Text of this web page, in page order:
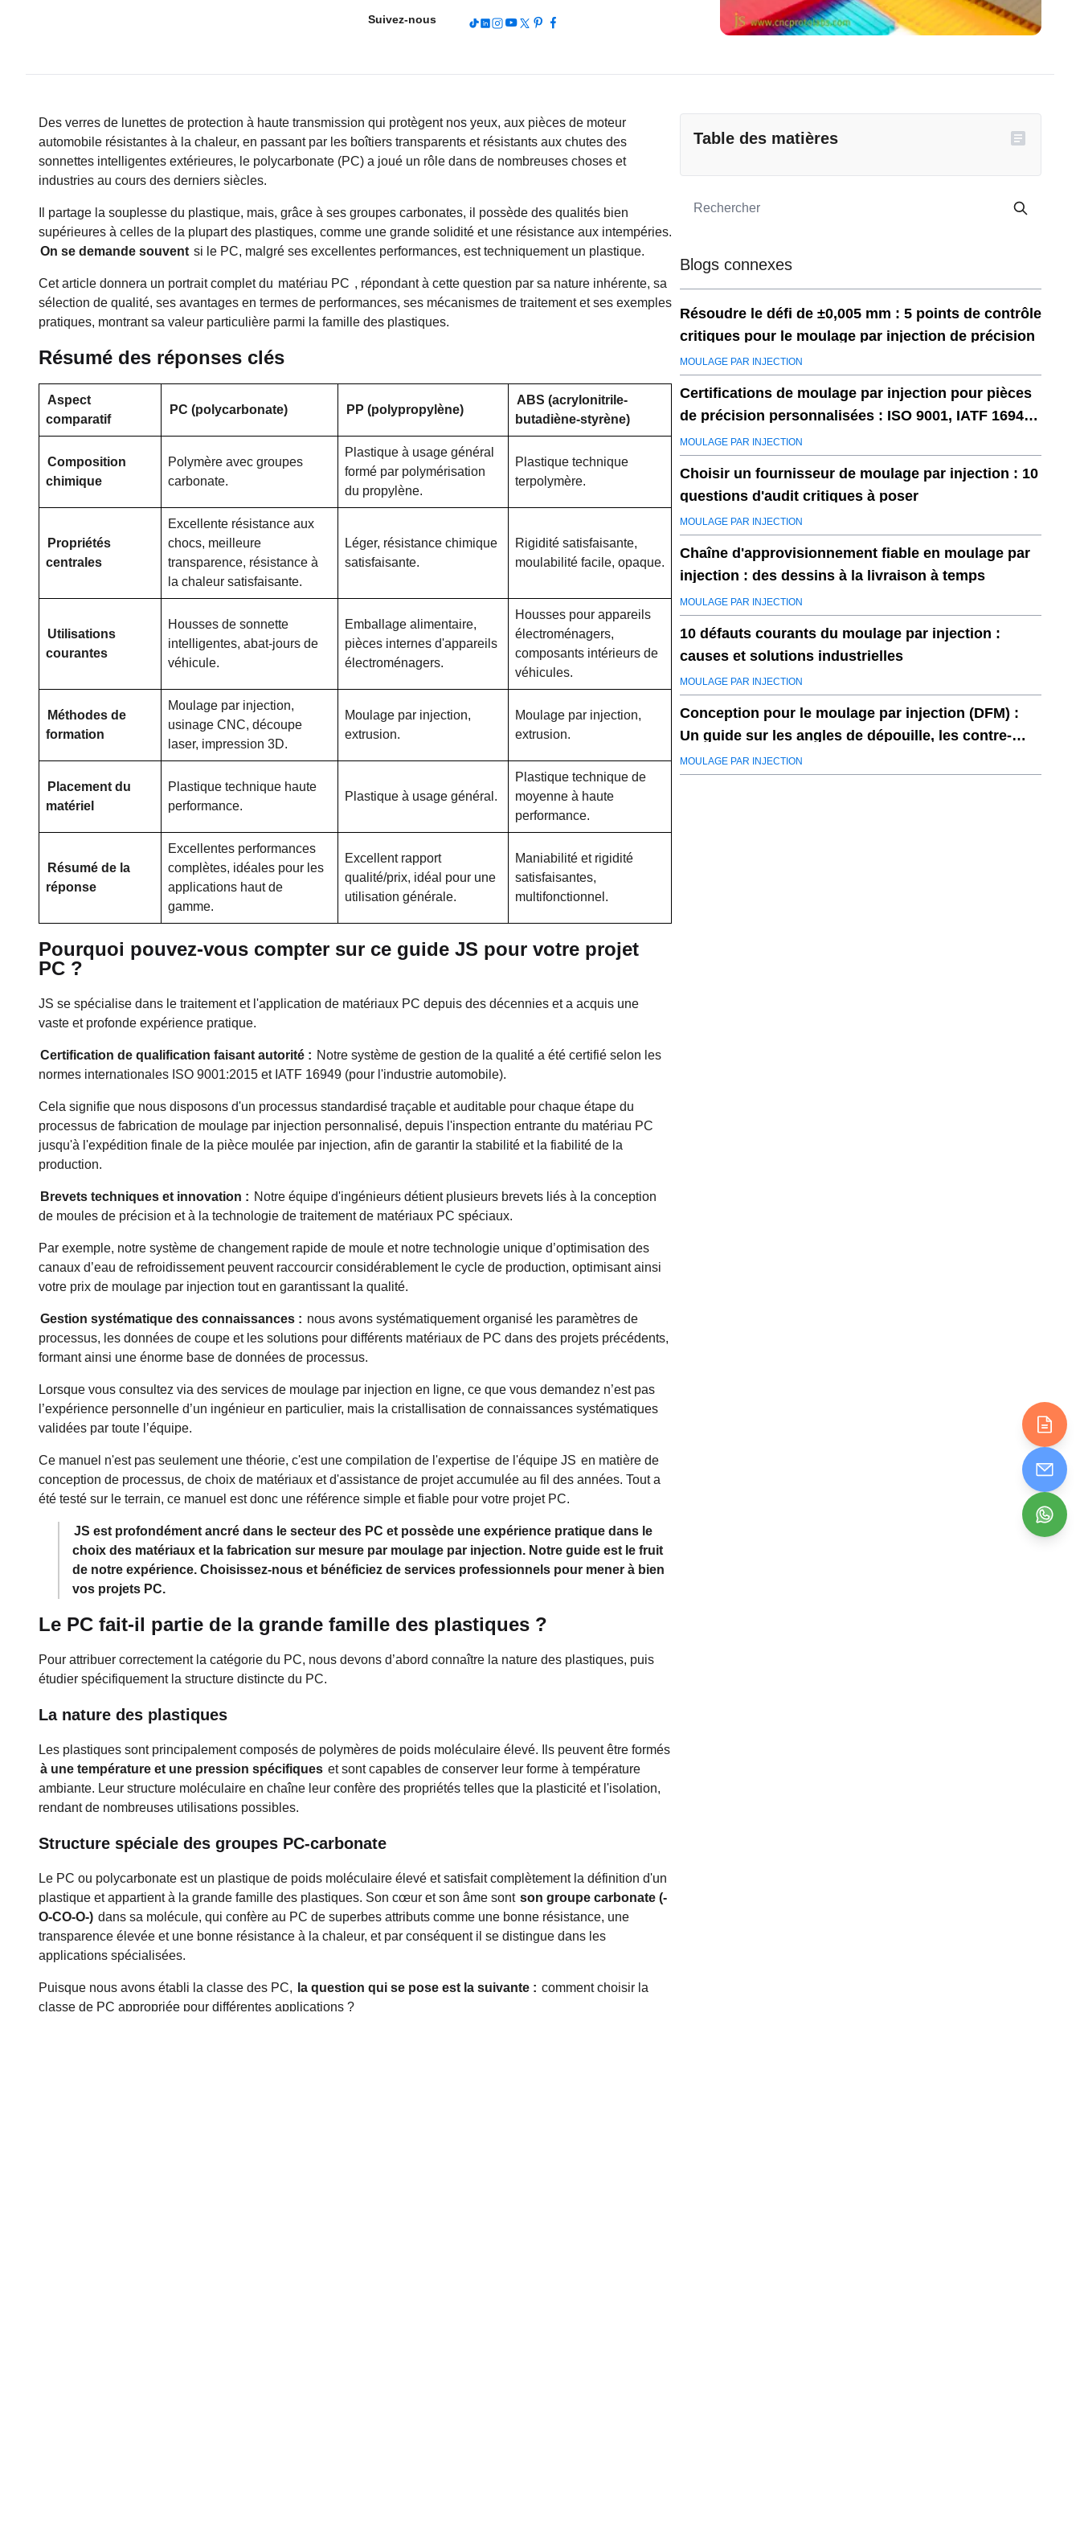
Suivez-nous
Des verres de lunettes de protection à haute transmission qui protègent nos yeux, aux pièces de moteur
automobile résistantes à la chaleur, en passant par les boîtiers transparents et résistants aux chutes des
sonnettes intelligentes extérieures, le polycarbonate (PC) a joué un rôle dans de nombreuses choses et
industries au cours des derniers siècles.
Il partage la souplesse du plastique, mais, grâce à ses groupes carbonates, il possède des qualités bien
supérieures à celles de la plupart des plastiques, comme une grande solidité et une résistance aux intempéries.
On se demande souvent si le PC, malgré ses excellentes performances, est techniquement un plastique.
Cet article donnera un portrait complet du matériau PC , répondant à cette question par sa nature inhérente, sa
sélection de qualité, ses avantages en termes de performances, ses mécanismes de traitement et ses exemples
pratiques, montrant sa valeur particulière parmi la famille des plastiques.
Résumé des réponses clés
Aspect
comparatif
PC (polycarbonate) PP (polypropylène)
ABS (acrylonitrile-
butadiène-styrène)
Composition
chimique
Polymère avec groupes
carbonate.
Plastique à usage général
formé par polymérisation
du propylène.
Plastique technique
terpolymère.
Propriétés
centrales
Excellente résistance aux
chocs, meilleure
transparence, résistance à
la chaleur satisfaisante.
Léger, résistance chimique
satisfaisante.
Rigidité satisfaisante,
moulabilité facile, opaque.
Utilisations
courantes
Housses de sonnette
intelligentes, abat-jours de
véhicule.
Emballage alimentaire,
pièces internes d'appareils
électroménagers.
Housses pour appareils
électroménagers,
composants intérieurs de
véhicules.
Méthodes de
formation
Moulage par injection,
usinage CNC, découpe
laser, impression 3D.
Moulage par injection,
extrusion.
Moulage par injection,
extrusion.
Placement du
matériel
Plastique technique haute
performance.
Plastique à usage général.
Plastique technique de
moyenne à haute
performance.
Résumé de la
réponse
Excellentes performances
complètes, idéales pour les
applications haut de
gamme.
Excellent rapport
qualité/prix, idéal pour une
utilisation générale.
Maniabilité et rigidité
satisfaisantes,
multifonctionnel.
Pourquoi pouvez-vous compter sur ce guide JS pour votre projet
PC ?
JS se spécialise dans le traitement et l'application de matériaux PC depuis des décennies et a acquis une
vaste et profonde expérience pratique.
Certification de qualification faisant autorité : Notre système de gestion de la qualité a été certifié selon les
normes internationales ISO 9001:2015 et IATF 16949 (pour l'industrie automobile).
Cela signifie que nous disposons d'un processus standardisé traçable et auditable pour chaque étape du
processus de fabrication de moulage par injection personnalisé, depuis l'inspection entrante du matériau PC
jusqu'à l'expédition finale de la pièce moulée par injection, afin de garantir la stabilité et la fiabilité de la
production.
Brevets techniques et innovation : Notre équipe d'ingénieurs détient plusieurs brevets liés à la conception
de moules de précision et à la technologie de traitement de matériaux PC spéciaux.
Par exemple, notre système de changement rapide de moule et notre technologie unique d’optimisation des
canaux d’eau de refroidissement peuvent raccourcir considérablement le cycle de production, optimisant ainsi
votre prix de moulage par injection tout en garantissant la qualité.
Gestion systématique des connaissances : nous avons systématiquement organisé les paramètres de
processus, les données de coupe et les solutions pour différents matériaux de PC dans des projets précédents,
formant ainsi une énorme base de données de processus.
Lorsque vous consultez via des services de moulage par injection en ligne, ce que vous demandez n’est pas
l’expérience personnelle d’un ingénieur en particulier, mais la cristallisation de connaissances systématiques
validées par toute l’équipe.
Ce manuel n'est pas seulement une théorie, c'est une compilation de l'expertise de l'équipe JS en matière de
conception de processus, de choix de matériaux et d'assistance de projet accumulée au fil des années. Tout a
été testé sur le terrain, ce manuel est donc une référence simple et fiable pour votre projet PC.
JS est profondément ancré dans le secteur des PC et possède une expérience pratique dans le
choix des matériaux et la fabrication sur mesure par moulage par injection. Notre guide est le fruit
de notre expérience. Choisissez-nous et bénéficiez de services professionnels pour mener à bien
vos projets PC.
Le PC fait-il partie de la grande famille des plastiques ?
Pour attribuer correctement la catégorie du PC, nous devons d’abord connaître la nature des plastiques, puis
étudier spécifiquement la structure distincte du PC.
La nature des plastiques
Les plastiques sont principalement composés de polymères de poids moléculaire élevé. Ils peuvent être formés
à une température et une pression spécifiques et sont capables de conserver leur forme à température
ambiante. Leur structure moléculaire en chaîne leur confère des propriétés telles que la plasticité et l'isolation,
rendant de nombreuses utilisations possibles.
Structure spéciale des groupes PC-carbonate
Le PC ou polycarbonate est un plastique de poids moléculaire élevé et satisfait complètement la définition d'un
plastique et appartient à la grande famille des plastiques. Son cœur et son âme sont son groupe carbonate (-
O-CO-O-) dans sa molécule, qui confère au PC de superbes attributs comme une bonne résistance, une
transparence élevée et une bonne résistance à la chaleur, et par conséquent il se distingue dans les
applications spécialisées.
Puisque nous avons établi la classe des PC, la question qui se pose est la suivante : comment choisir la
classe de PC appropriée pour différentes applications ?
Table des matières
Blogs connexes
Résoudre le défi de ±0,005 mm : 5 points de contrôle
critiques pour le moulage par injection de précision
MOULAGE PAR INJECTION
Certifications de moulage par injection pour pièces
de précision personnalisées : ISO 9001, IATF 16949
et ISO 13485
MOULAGE PAR INJECTION
Choisir un fournisseur de moulage par injection : 10
questions d'audit critiques à poser
MOULAGE PAR INJECTION
Chaîne d'approvisionnement fiable en moulage par
injection : des dessins à la livraison à temps
MOULAGE PAR INJECTION
10 défauts courants du moulage par injection :
causes et solutions industrielles
MOULAGE PAR INJECTION
Conception pour le moulage par injection (DFM) :
Un guide sur les angles de dépouille, les contre-
dépouilles et le placement des portes
MOULAGE PAR INJECTION